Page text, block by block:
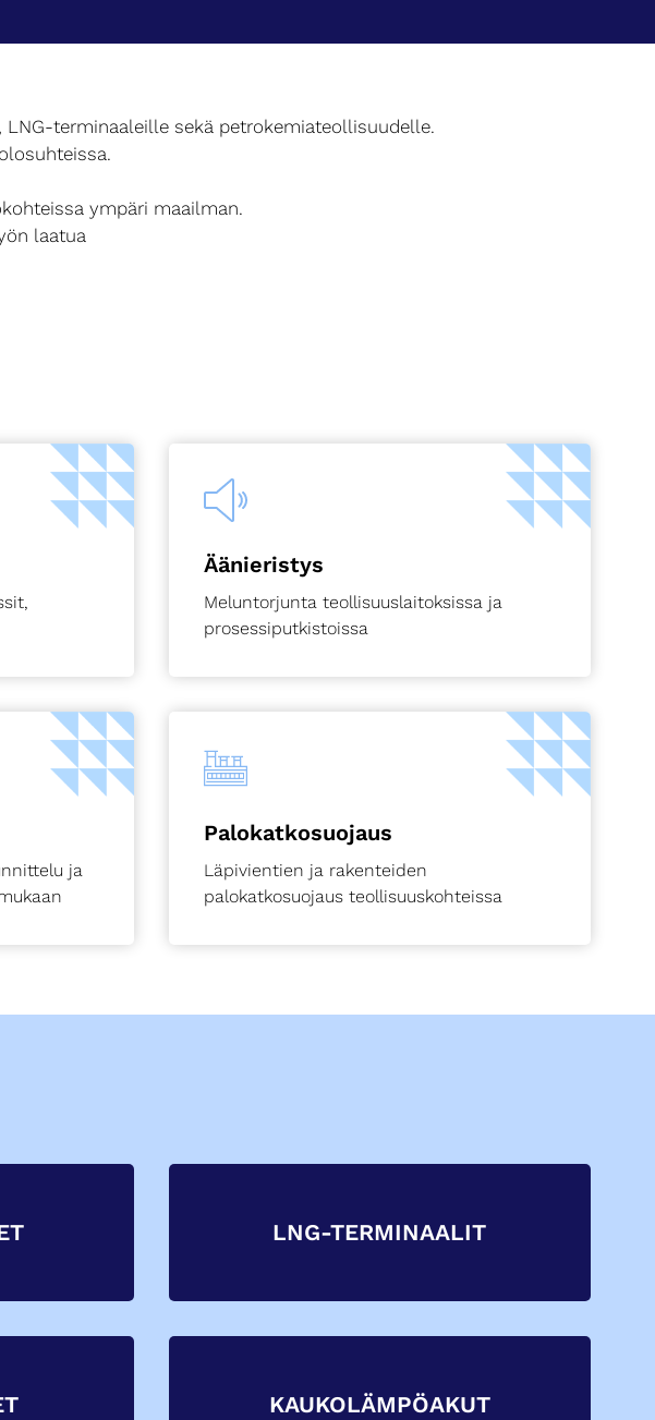
terminaaleille sekä petrokemiateollisuudelle.
ympäri maailman.
laatua
Äänieristys
Meluntorjunta teollisuuslaitoksissa ja
prosessiputkistoissa
ja
Palokatkosuojaus
Läpivientien ja rakenteiden
palokatkosuojaus teollisuuskohteissa
LNG-TERMINAALIT
KAUKOLÄMPÖAKUT